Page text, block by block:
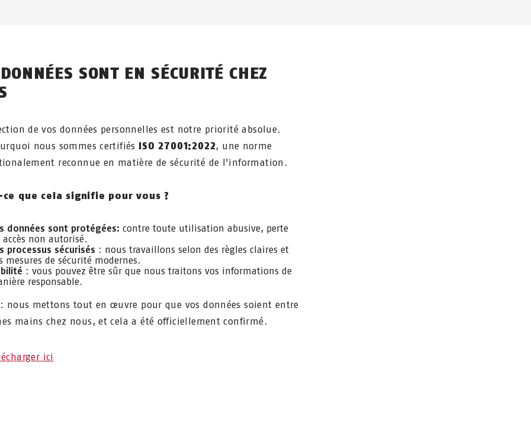
SONT EN SÉCURITÉ CHEZ
de vos données personnelles est notre priorité absolue.
nous sommes certifiés ISO 27001:2022, une norme
reconnue en matière de sécurité de l'information.
ce que cela signifie pour vous ?
données sont protégées: contre toute utilisation abusive, perte
accès non autorisé.
processus sécurisés : nous travaillons selon des règles claires et
mesures de sécurité modernes.
: vous pouvez être sûr que nous traitons vos informations de
responsable.
nous mettons tout en œuvre pour que vos données soient entre
mains chez nous, et cela a été officiellement confirmé.
ici